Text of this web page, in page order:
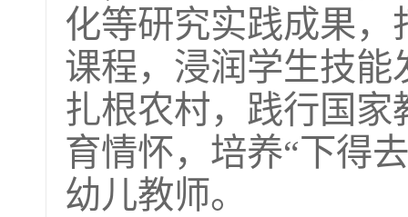
化等研究实践成果
课程，浸润学生技能
扎根农村，践行国
育情怀，培养“下得
幼儿教师。